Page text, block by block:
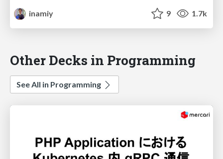
inamiy
9 1.7k
Other Decks in Programming
See All in Programming